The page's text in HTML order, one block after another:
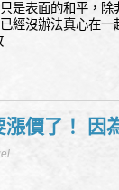
是表面的和平，
經沒辦法真心在
漲價了！